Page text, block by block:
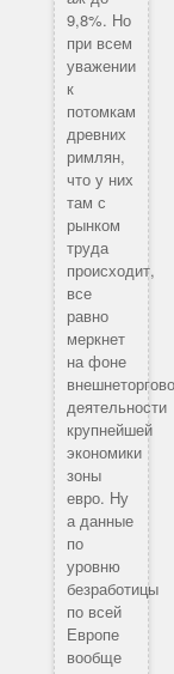
9,8%. Но
при всем
уважении
к
потомкам
древних
римлян,
что у них
там с
рынком
труда
происходит,
все
равно
меркнет
на фоне
деятельности
крупнейшей
экономики
зоны
евро. Ну
а данные
по
уровню
безработицы
по всей
Европе
вообще